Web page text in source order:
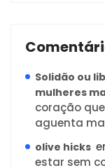
Solidão ou
mulheres
coração
aguenta
olive hicks
estar sem